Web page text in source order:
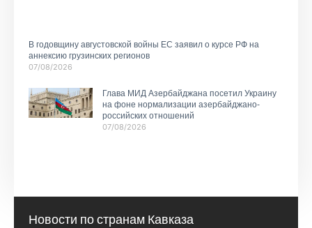
В годовщину августовской войны ЕС заявил о курсе РФ на
аннексию грузинских регионов
07/08/2026
Глава МИД Азербайджана посетил Украину
на фоне нормализации азербайджано-
российских отношений
07/08/2026
Новости по странам Кавказа